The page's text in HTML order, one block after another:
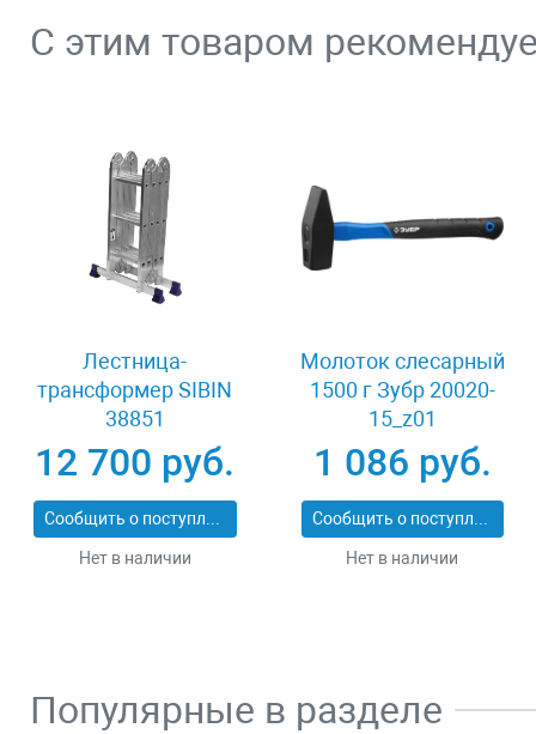
С этим товаром
Лестница-
трансформер SIBIN
38851
12 700 руб.
Сообщить о поступлении
Нет в наличии
Молоток слесарный
1500 г Зубр 20020-
15_z01
1 086 руб.
Сообщить о поступлении
Нет в наличии
Популярные в разделе